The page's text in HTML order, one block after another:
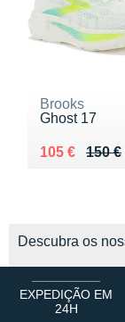
Brooks
Ghost 17
150 €
Au lieu de
105 €
Vendu 105 €
Descubra os
EXPEDIÇÃO EM
24H